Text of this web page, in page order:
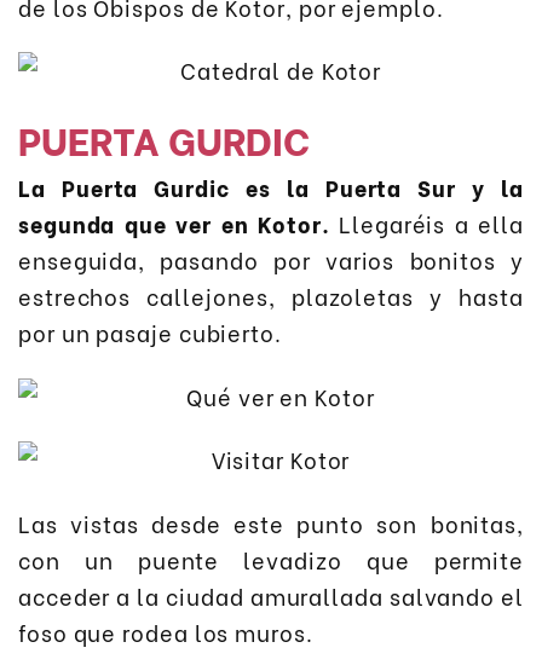
PUERTA GURDIC
La Puerta Gurdic es la Puerta Sur y la
segunda que ver en Kotor. Llegaréis a ella
enseguida, pasando por varios bonitos y
estrechos callejones, plazoletas y hasta
por un pasaje cubierto.
Las vistas desde este punto son bonitas,
con un puente levadizo que permite
acceder a la ciudad amurallada salvando el
foso que rodea los muros.